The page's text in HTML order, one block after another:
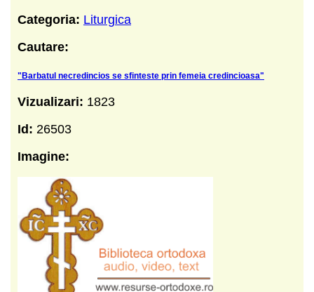
Categoria: Liturgica
Cautare:
"Barbatul necredincios se sfinteste prin femeia credincioasa"
Vizualizari: 1823
Id: 26503
Imagine: